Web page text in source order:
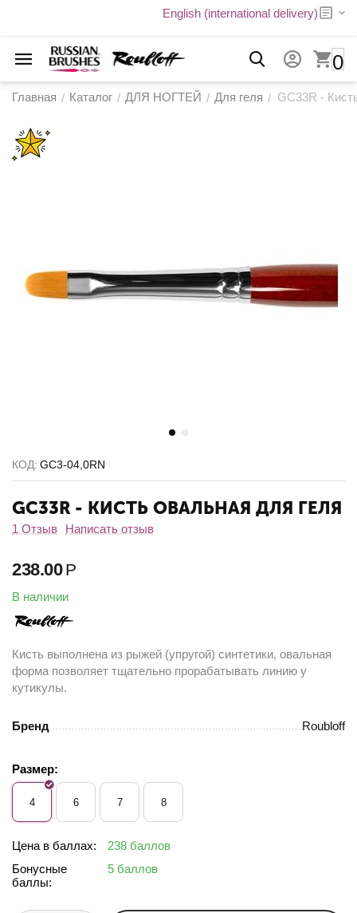
English (international delivery)
0
Главная / Каталог / ДЛЯ НОГТЕЙ / Для геля / GC33R -
КОД: GС3-04,0RN
GC33R - КИСТЬ ОВАЛЬНАЯ ДЛЯ ГЕЛЯ
1 Отзыв Написать отзыв
238.00 Р
В наличии
Кисть выполнена из рыжей (упругой) синтетики, овальная
форма позволяет тщательно прорабатывать линию у
кутикулы.
Бренд Roubloff
Размер:
4 6 7 8
Цена в баллах:
238 баллов
Бонусные
баллы:
5 баллов